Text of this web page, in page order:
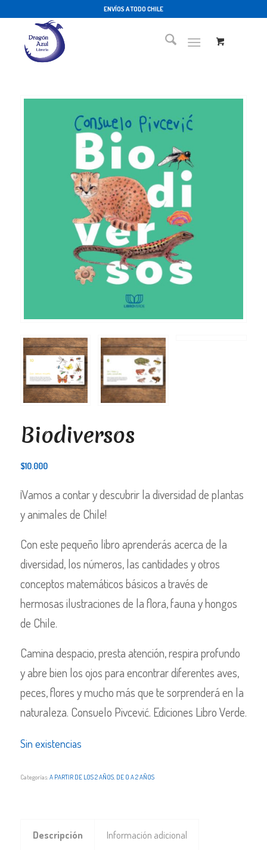
ENVÍOS A TODO CHILE
Biodiversos
$10.000
¡Vamos a contar y descubrir la diversidad de plantas
y animales de Chile!
Con este pequeño libro aprenderás acerca de la
diversidad, los números, las cantidades y otros
conceptos matemáticos básicos a través de
hermosas ilustraciones de la flora, fauna y hongos
de Chile.
Camina despacio, presta atención, respira profundo
y abre bien los ojos para encontrar diferentes aves,
peces, flores y mucho más que te sorprenderá en la
naturaleza. Consuelo Pivcević. Ediciones Libro Verde.
Sin existencias
Categorías:A PARTIR DE LOS 2 AÑOS, DE 0 A 2 AÑOS
Descripción Información adicional